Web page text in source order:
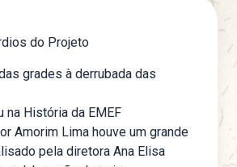
do Projeto
grades à derrubada das
na História da EMEF
Amorim Lima houve um grande
pela diretora Ana Elisa